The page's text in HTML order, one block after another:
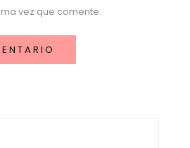
vez que comente.